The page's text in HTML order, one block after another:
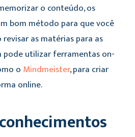
o conteúdo, os
bom método para que você
as matérias para as
pode utilizar ferramentas on-
o Mindmeister, para criar
online.